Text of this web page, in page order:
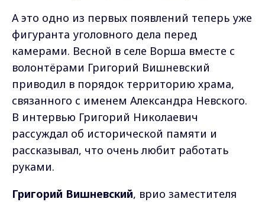
А это одно из первых появлений теперь уже
фигуранта уголовного дела перед
камерами. Весной в селе Ворша вместе с
волонтёрами Григорий Вишневский
приводил в порядок территорию храма,
связанного с именем Александра Невского.
В интервью Григорий Николаевич
рассуждал об исторической памяти и
рассказывал, что очень любит работать
руками.
Григорий Вишневский, врио заместителя